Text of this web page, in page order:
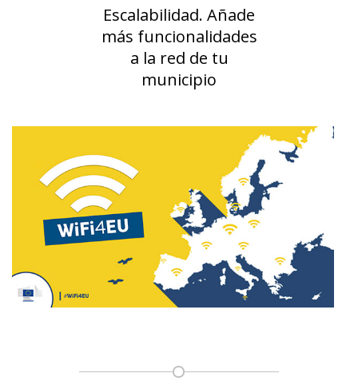
Escalabilidad. Añade
más funcionalidades
a la red de tu
municipio